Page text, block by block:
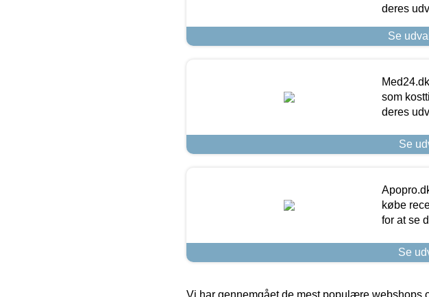
deres
Se
som
deres
Se
købe
for at se
Se
Vi har gennemgået de mest populære webshops